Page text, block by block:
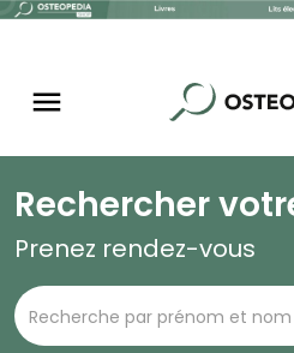
Rechercher
Prenez rendez-vous